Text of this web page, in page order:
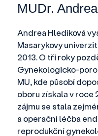
MUDr.
Andrea Hledíková
Masarykovy
2013. O tři roky
Gynekologicko-
MU, kde působí
oboru získala v roce
zájmu se stala
a operační léčba
reprodukční